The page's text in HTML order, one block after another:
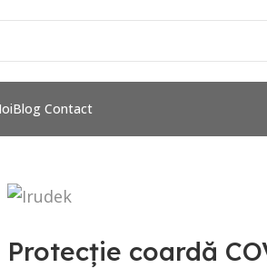
Blog Contact
Protecție coardă